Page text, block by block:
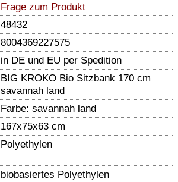
Frage zum Produkt
48432
8004369227575
in DE und EU per Spedition
BIG KROKO Bio Sitzbank 170 cm
savannah land
Farbe: savannah land
167x75x63 cm
Polyethylen
biobasiertes Polyethylen